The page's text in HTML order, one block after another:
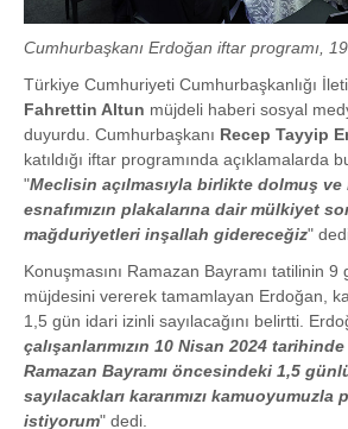
Cumhurbaşkanı Erdoğan iftar programı,
Türkiye Cumhuriyeti Cumhurbaşkanlığı
Fahrettin Altun müjdeli haberi sosyal
duyurdu. Cumhurbaşkanı Recep Tayyip
katıldığı iftar programında açıklamalarda
"Meclisin açılmasıyla birlikte dolmuş
esnafımızın plakalarına dair mülkiyet
mağduriyetleri inşallah gidereceğiz"
Konuşmasını Ramazan Bayramı tatilinin 9
müjdesini vererek tamamlayan Erdoğan,
1,5 gün idari izinli sayılacağını belirtti.
çalışanlarımızın 10 Nisan 2024
Ramazan Bayramı öncesindeki 1,5
sayılacakları kararımızı kamuoyumuzla
istiyorum" dedi.